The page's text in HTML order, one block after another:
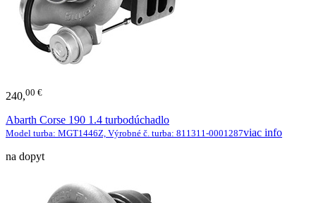
240,00 €
Abarth Corse 190 1.4 turbodúchadlo
Model turba: MGT1446Z, Výrobné č. turba: 811311-0001287viac info
na dopyt